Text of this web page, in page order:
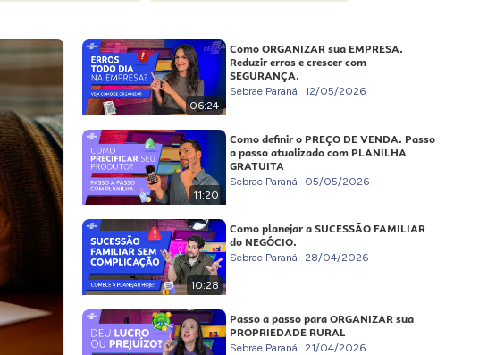
06:24
Como ORGANIZAR sua EMPRESA.
Reduzir erros e crescer com
SEGURANÇA.
Sebrae Paraná 12/05/2026
11:20
Como definir o PREÇO DE VENDA. Passo
a passo atualizado com PLANILHA
GRATUITA
Sebrae Paraná 05/05/2026
10:28
Como planejar a SUCESSÃO FAMILIAR
do NEGÓCIO.
Sebrae Paraná 28/04/2026
Passo a passo para ORGANIZAR sua
PROPRIEDADE RURAL
Sebrae Paraná 21/04/2026